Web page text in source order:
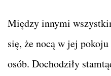
Między innymi
się, że nocą w jej
osób. Dochodziły